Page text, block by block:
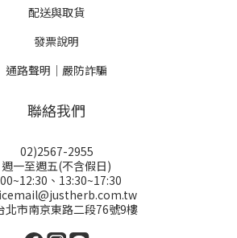
配送與取貨
發票說明
通路聲明｜嚴防詐騙
聯絡我們
02)2567-2955
週一至週五(不含假日)
、13:30~17:30
北市南京東路二段76號9樓